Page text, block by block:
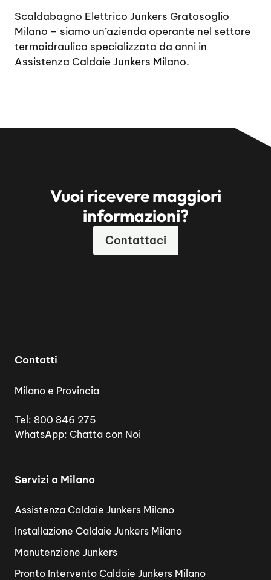
Scaldabagno Elettrico Junkers Gratosoglio
Milano – siamo un’azienda operante nel settore
termoidraulico specializzata da anni in
Assistenza Caldaie Junkers Milano.
Vuoi ricevere maggiori
informazioni?
Contattaci
Contatti
Milano e Provincia
Tel: 800 846 275
WhatsApp: Chatta con Noi
Servizi a Milano
Assistenza Caldaie Junkers Milano
Installazione Caldaie Junkers Milano
Manutenzione Junkers
Pronto Intervento Caldaie Junkers Milano